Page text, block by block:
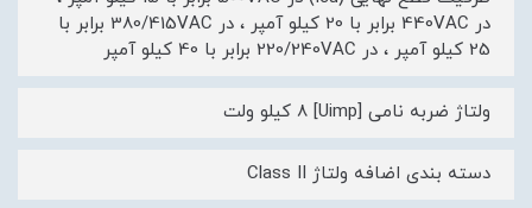
در 440VAC برابر با 20 کیلو آمپر ، در 380/415VAC برابر با
25 کیلو آمپر ، در 220/240VAC برابر با 40 کیلو آمپر
ولتاژ ضربه نامی [Uimp] 8 کیلو ولت
دسته بندی اضافه ولتاژ Class II